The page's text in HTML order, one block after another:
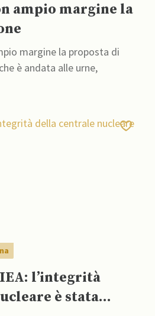
ampio margine la
margine la proposta di
è andata alle urne,
l’integrità
è stata